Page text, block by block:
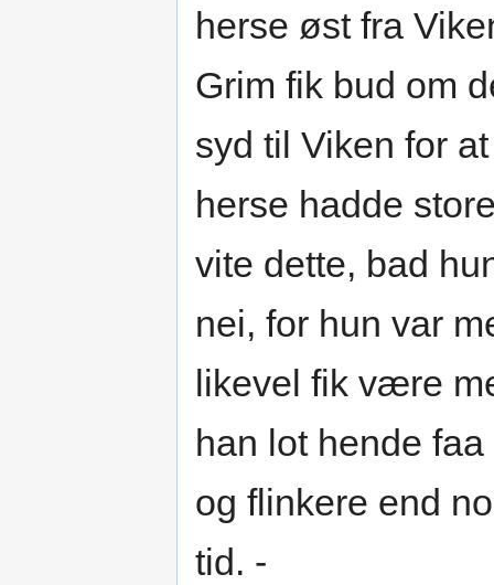
herse øst fra
Grim fik bud om
syd til Viken for
herse hadde
vite dette, bad
nei, for hun var
likevel fik være
han lot hende
og flinkere end
tid. -